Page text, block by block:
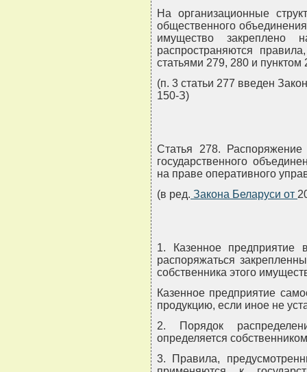
На организационные
общественного
имущество закреплено
распространяются
статьями 279, 280 и пунктом
(п. 3 статьи 277 введен
150-З)
Статья 278.
государственного
на праве оперативного
(в ред. Закона Беларуси от
1. Казенное предприятие
распоряжаться
собственника этого
Казенное предприятие
продукцию, если иное не
2. Порядок
определяется
3. Правила,